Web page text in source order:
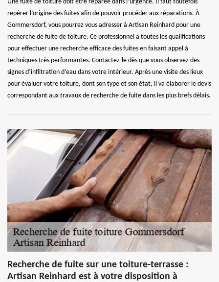
Une fuite de toiture doit être réparée dans l’urgence. Il faut toutefois
repérer l’origine des fuites afin de pouvoir procéder aux réparations. À
Gommersdorf, vous pourrez vous adresser à Artisan Reinhard pour une
recherche de fuite de toiture. Ce professionnel a toutes les qualifications
pour effectuer une recherche efficace des fuites en faisant appel à
techniques très performantes. Contactez-le dès que vous observez des
signes d’infiltration d’eau dans votre intérieur. Après une visite des lieux
pour évaluer votre toiture, dont son type et son état, il va élaborer le devis
correspondant aux travaux de recherche de fuite dans les plus brefs délais.
Recherche de fuite sur une toiture-terrasse :
Artisan Reinhard est à votre disposition à